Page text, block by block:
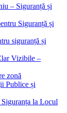
– Siguranță și
Siguranță și
siguranță și
Vizibile –
zonă
Publice și
la Locul